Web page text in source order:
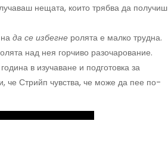
нещата, които трябва да получиш
да се избегне ролята е малко трудна.
над нея горчиво разочарование.
в изучаване и подготовка за
че Стрийп чувства, че може да пее по-